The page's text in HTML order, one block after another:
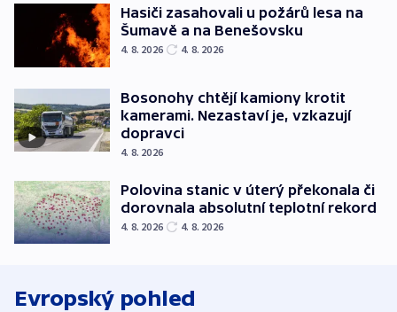
Hasiči zasahovali u požárů lesa na
Šumavě a na Benešovsku
4. 8. 2026 4. 8. 2026
Bosonohy chtějí kamiony krotit
kamerami. Nezastaví je, vzkazují
dopravci
4. 8. 2026
Polovina stanic v úterý překonala či
dorovnala absolutní teplotní rekord
4. 8. 2026 4. 8. 2026
Evropský pohled